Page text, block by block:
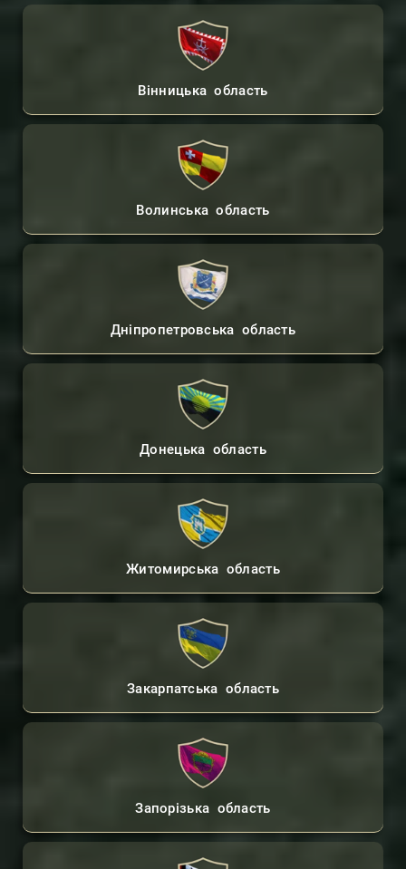
Вінницька область
Волинська область
Дніпропетровська область
Донецька область
Житомирська область
Закарпатська область
Запорізька область